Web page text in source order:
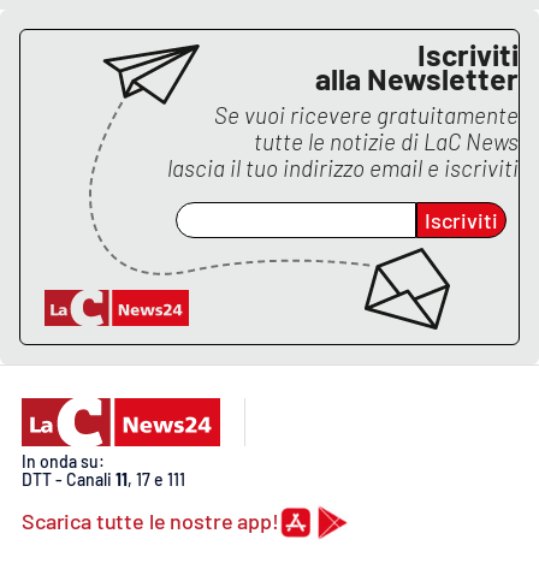
Buona Sanità Calabria
CALABRIAVISIONE
Destinazioni
Eventi
Food
Storie
LAC
NETWORK
Iscriviti
alla Newsletter
Se vuoi ricevere gratuitamente
tutte le notizie di LaC News
lascia il tuo indirizzo email e iscriviti
Iscriviti
In onda su:
DTT - Canali 11, 17 e 111
Scarica tutte le nostre app!